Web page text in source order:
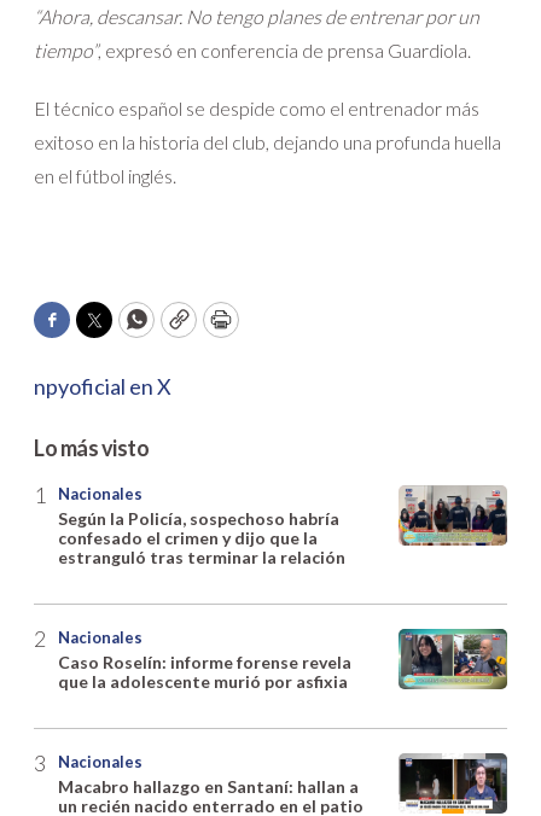
“Ahora, descansar. No tengo planes de entrenar por un
tiempo”, expresó en conferencia de prensa Guardiola.
El técnico español se despide como el entrenador más
exitoso en la historia del club, dejando una profunda huella
en el fútbol inglés.
Facebook
TwitterWhatsApp
CopyPrint
npyoficial en X
Lo más visto
Nacionales
Según la Policía, sospechoso habría
confesado el crimen y dijo que la
estranguló tras terminar la relación
Nacionales
Caso Roselín: informe forense revela
que la adolescente murió por asfixia
Nacionales
Macabro hallazgo en Santaní: hallan a
un recién nacido enterrado en el patio